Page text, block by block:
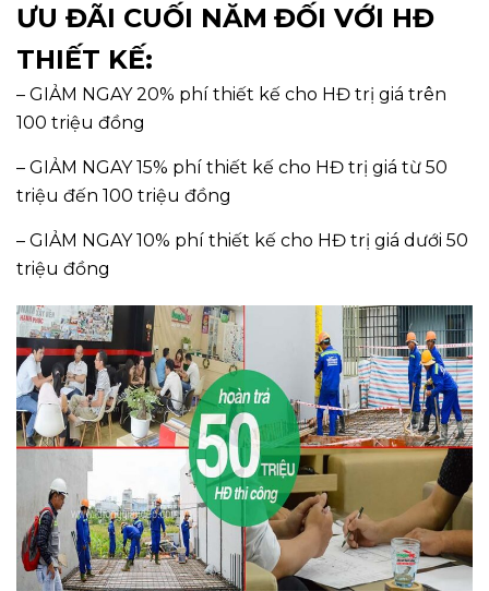
ƯU ĐÃI CUỐI NĂM ĐỐI VỚI HĐ
THIẾT KẾ:
– GIẢM NGAY 20% phí thiết kế cho HĐ trị giá trên
100 triệu đồng
– GIẢM NGAY 15% phí thiết kế cho HĐ trị giá từ 50
triệu đến 100 triệu đồng
– GIẢM NGAY 10% phí thiết kế cho HĐ trị giá dưới 50
triệu đồng